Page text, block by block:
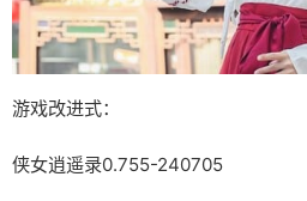
游戏改进式：
侠女逍遥录0.755-240705